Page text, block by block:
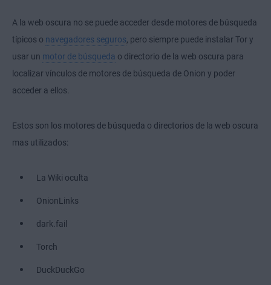
A la web oscura no se puede acceder desde motores de búsqueda
típicos o navegadores seguros, pero siempre puede instalar Tor y
usar un motor de búsqueda o directorio de la web oscura para
localizar vínculos de motores de búsqueda de Onion y poder
acceder a ellos.
Estos son los motores de búsqueda o directorios de la web oscura
mas utilizados:
La Wiki oculta
OnionLinks
dark.fail
Torch
DuckDuckGo